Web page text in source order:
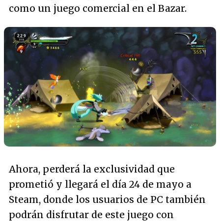
como un juego comercial en el Bazar.
Ahora, perderá la exclusividad que
prometió y llegará el día 24 de mayo a
Steam, donde los usuarios de PC también
podrán disfrutar de este juego con